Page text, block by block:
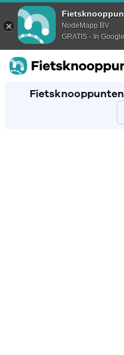
NodeMapp BV
GRATIS - In